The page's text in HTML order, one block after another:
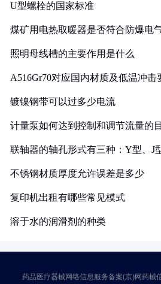
U型螺栓的国家标准
煤矿用电热取暖器是否符合防爆电
照明母线槽的主要作用是什么
A516Gr70对应国内材质及低温冲击
镀镍钢带可以过多少电流
计量泵如何达到控制和调节流量的
联轴器的轴孔形式有三种：Y型、J
不锈钢材质厚度允许误差是多少
复印机出租有哪些常见模式
溶于水的润滑剂的种类
药品医疗器械网络信息服务备案(京)网药械